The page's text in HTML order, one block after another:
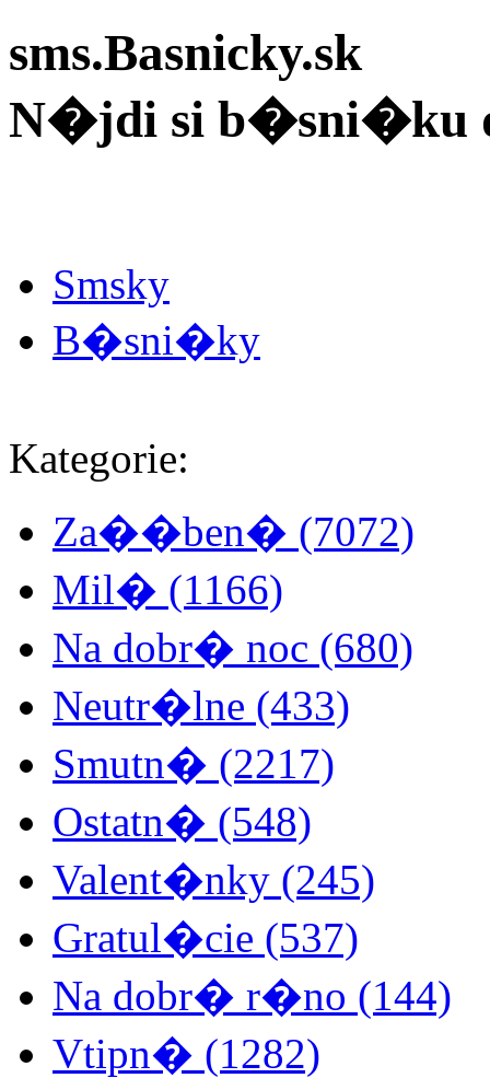
sms.Basnicky.sk
N�jdi si b�sni�ku
Smsky
B�sni�ky
Kategorie:
Za��ben� (7072)
Mil� (1166)
Na dobr� noc (680)
Neutr�lne (433)
Smutn� (2217)
Ostatn� (548)
Valent�nky (245)
Gratul�cie (537)
Na dobr� r�no (144)
Vtipn� (1282)